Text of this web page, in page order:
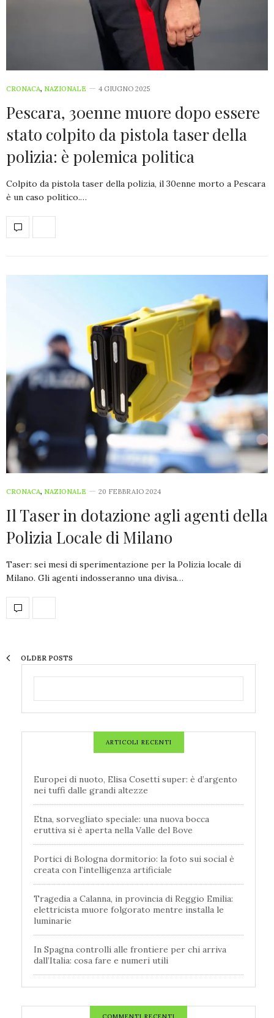
CRONACA, NAZIONALE 4 GIUGNO 2025
Pescara, 30enne muore dopo essere
stato colpito da pistola taser della
polizia: è polemica politica
Colpito da pistola taser della polizia, il 30enne morto a Pescara
è un caso politico.…
CRONACA, NAZIONALE 20 FEBBRAIO 2024
Il Taser in dotazione agli agenti della
Polizia Locale di Milano
Taser: sei mesi di sperimentazione per la Polizia locale di
Milano. Gli agenti indosseranno una divisa…
OLDER POSTS
ARTICOLI RECENTI
Europei di nuoto, Elisa Cosetti super: è d’argento
nei tuffi dalle grandi altezze
Etna, sorvegliato speciale: una nuova bocca
eruttiva si è aperta nella Valle del Bove
Portici di Bologna dormitorio: la foto sui social è
creata con l’intelligenza artificiale
Tragedia a Calanna, in provincia di Reggio Emilia:
elettricista muore folgorato mentre installa le
luminarie
In Spagna controlli alle frontiere per chi arriva
dall’Italia: cosa fare e numeri utili